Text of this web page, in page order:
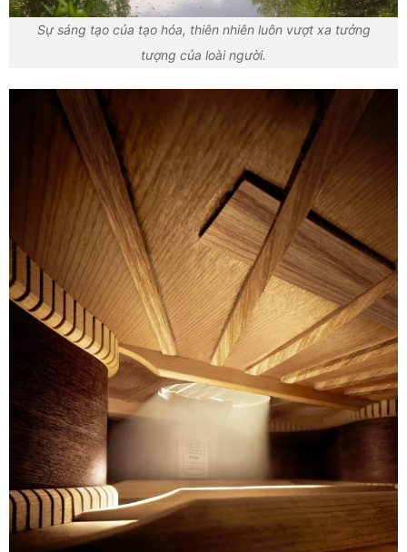
Sự sáng tạo của tạo hóa, thiên nhiên luôn vượt xa tưởng
tượng của loài người.